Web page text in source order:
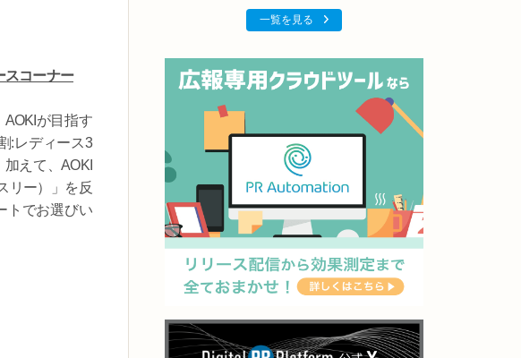
スコーナー
が目指す
:レディース3
えて、AOKI
リー）」を反
トでお選びい
一覧を見る